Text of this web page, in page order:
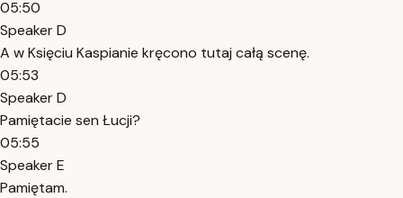
05:50
Speaker D
A w Księciu Kaspianie kręcono tutaj całą scenę.
05:53
Speaker D
Pamiętacie sen Łucji?
05:55
Speaker E
Pamiętam.